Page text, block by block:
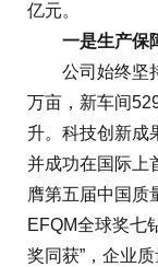
亿元。
一是生产保障
公司始终坚持
万亩，新车间
升。科技创新成
并成功在国际上
膺第五届中国质
EFQM全球奖七
奖同获”，企业